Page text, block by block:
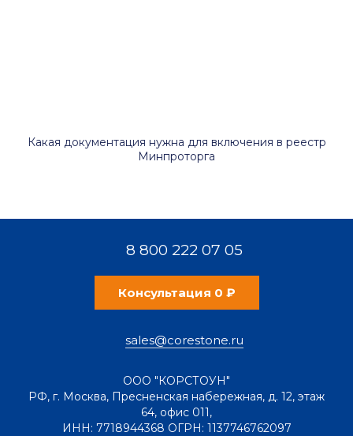
Какая документация нужна для включения в реестр
Минпроторга
8 800 222 07 05
Консультация 0 ₽
sales@corestone.ru
ООО "КОРСТОУН"
РФ, г. Москва, Пресненская набережная, д. 12, этаж
64, офис 011,
ИНН: 7718944368 ОГРН: 1137746762097